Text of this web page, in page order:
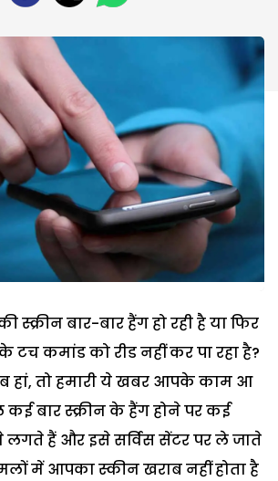
बार-बार हैंग हो रही है या फिर
कमांड को रीड नहीं कर पा रहा है?
हां, तो हमारी ये खबर आपके काम आ
बार स्क्रीन के हैंग होने पर कई
लगते हैं और इसे सर्विस सेंटर पर ले जाते
में आपका स्कीन खराब नहीं होता है